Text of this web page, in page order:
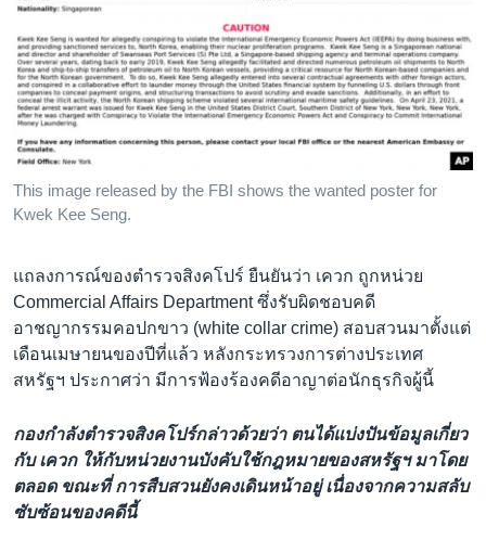
This image released by the FBI shows the wanted poster for
Kwek Kee Seng.
แถลงการณ์ของตำรวจสิงคโปร์ ยืนยันว่า เควก ถูกหน่วย
Commercial Affairs Department ซึ่งรับผิดชอบคดี
อาชญากรรมคอปกขาว (white collar crime) สอบสวนมาตั้งแต่
เดือนเมษายนของปีที่แล้ว หลังกระทรวงการต่างประเทศ
สหรัฐฯ ประกาศว่า มีการฟ้องร้องคดีอาญาต่อนักธุรกิจผู้นี้
กองกำลังตำรวจสิงคโปร์กล่าวด้วยว่า ตนได้แบ่งปันข้อมูลเกี่ยว
กับ เควก ให้กับหน่วยงานบังคับใช้กฎหมายของสหรัฐฯ มาโดย
ตลอด ขณะที่ การสืบสวนยังคงเดินหน้าอยู่ เนื่องจากความสลับ
ซับซ้อนของคดีนี้